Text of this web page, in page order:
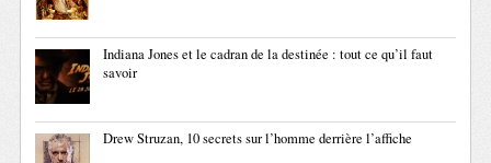
Indiana Jones et le cadran de la destinée : tout ce qu’il faut
savoir
Drew Struzan, 10 secrets sur l’homme derrière l’affiche